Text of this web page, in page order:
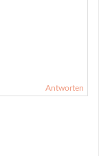
Antworten